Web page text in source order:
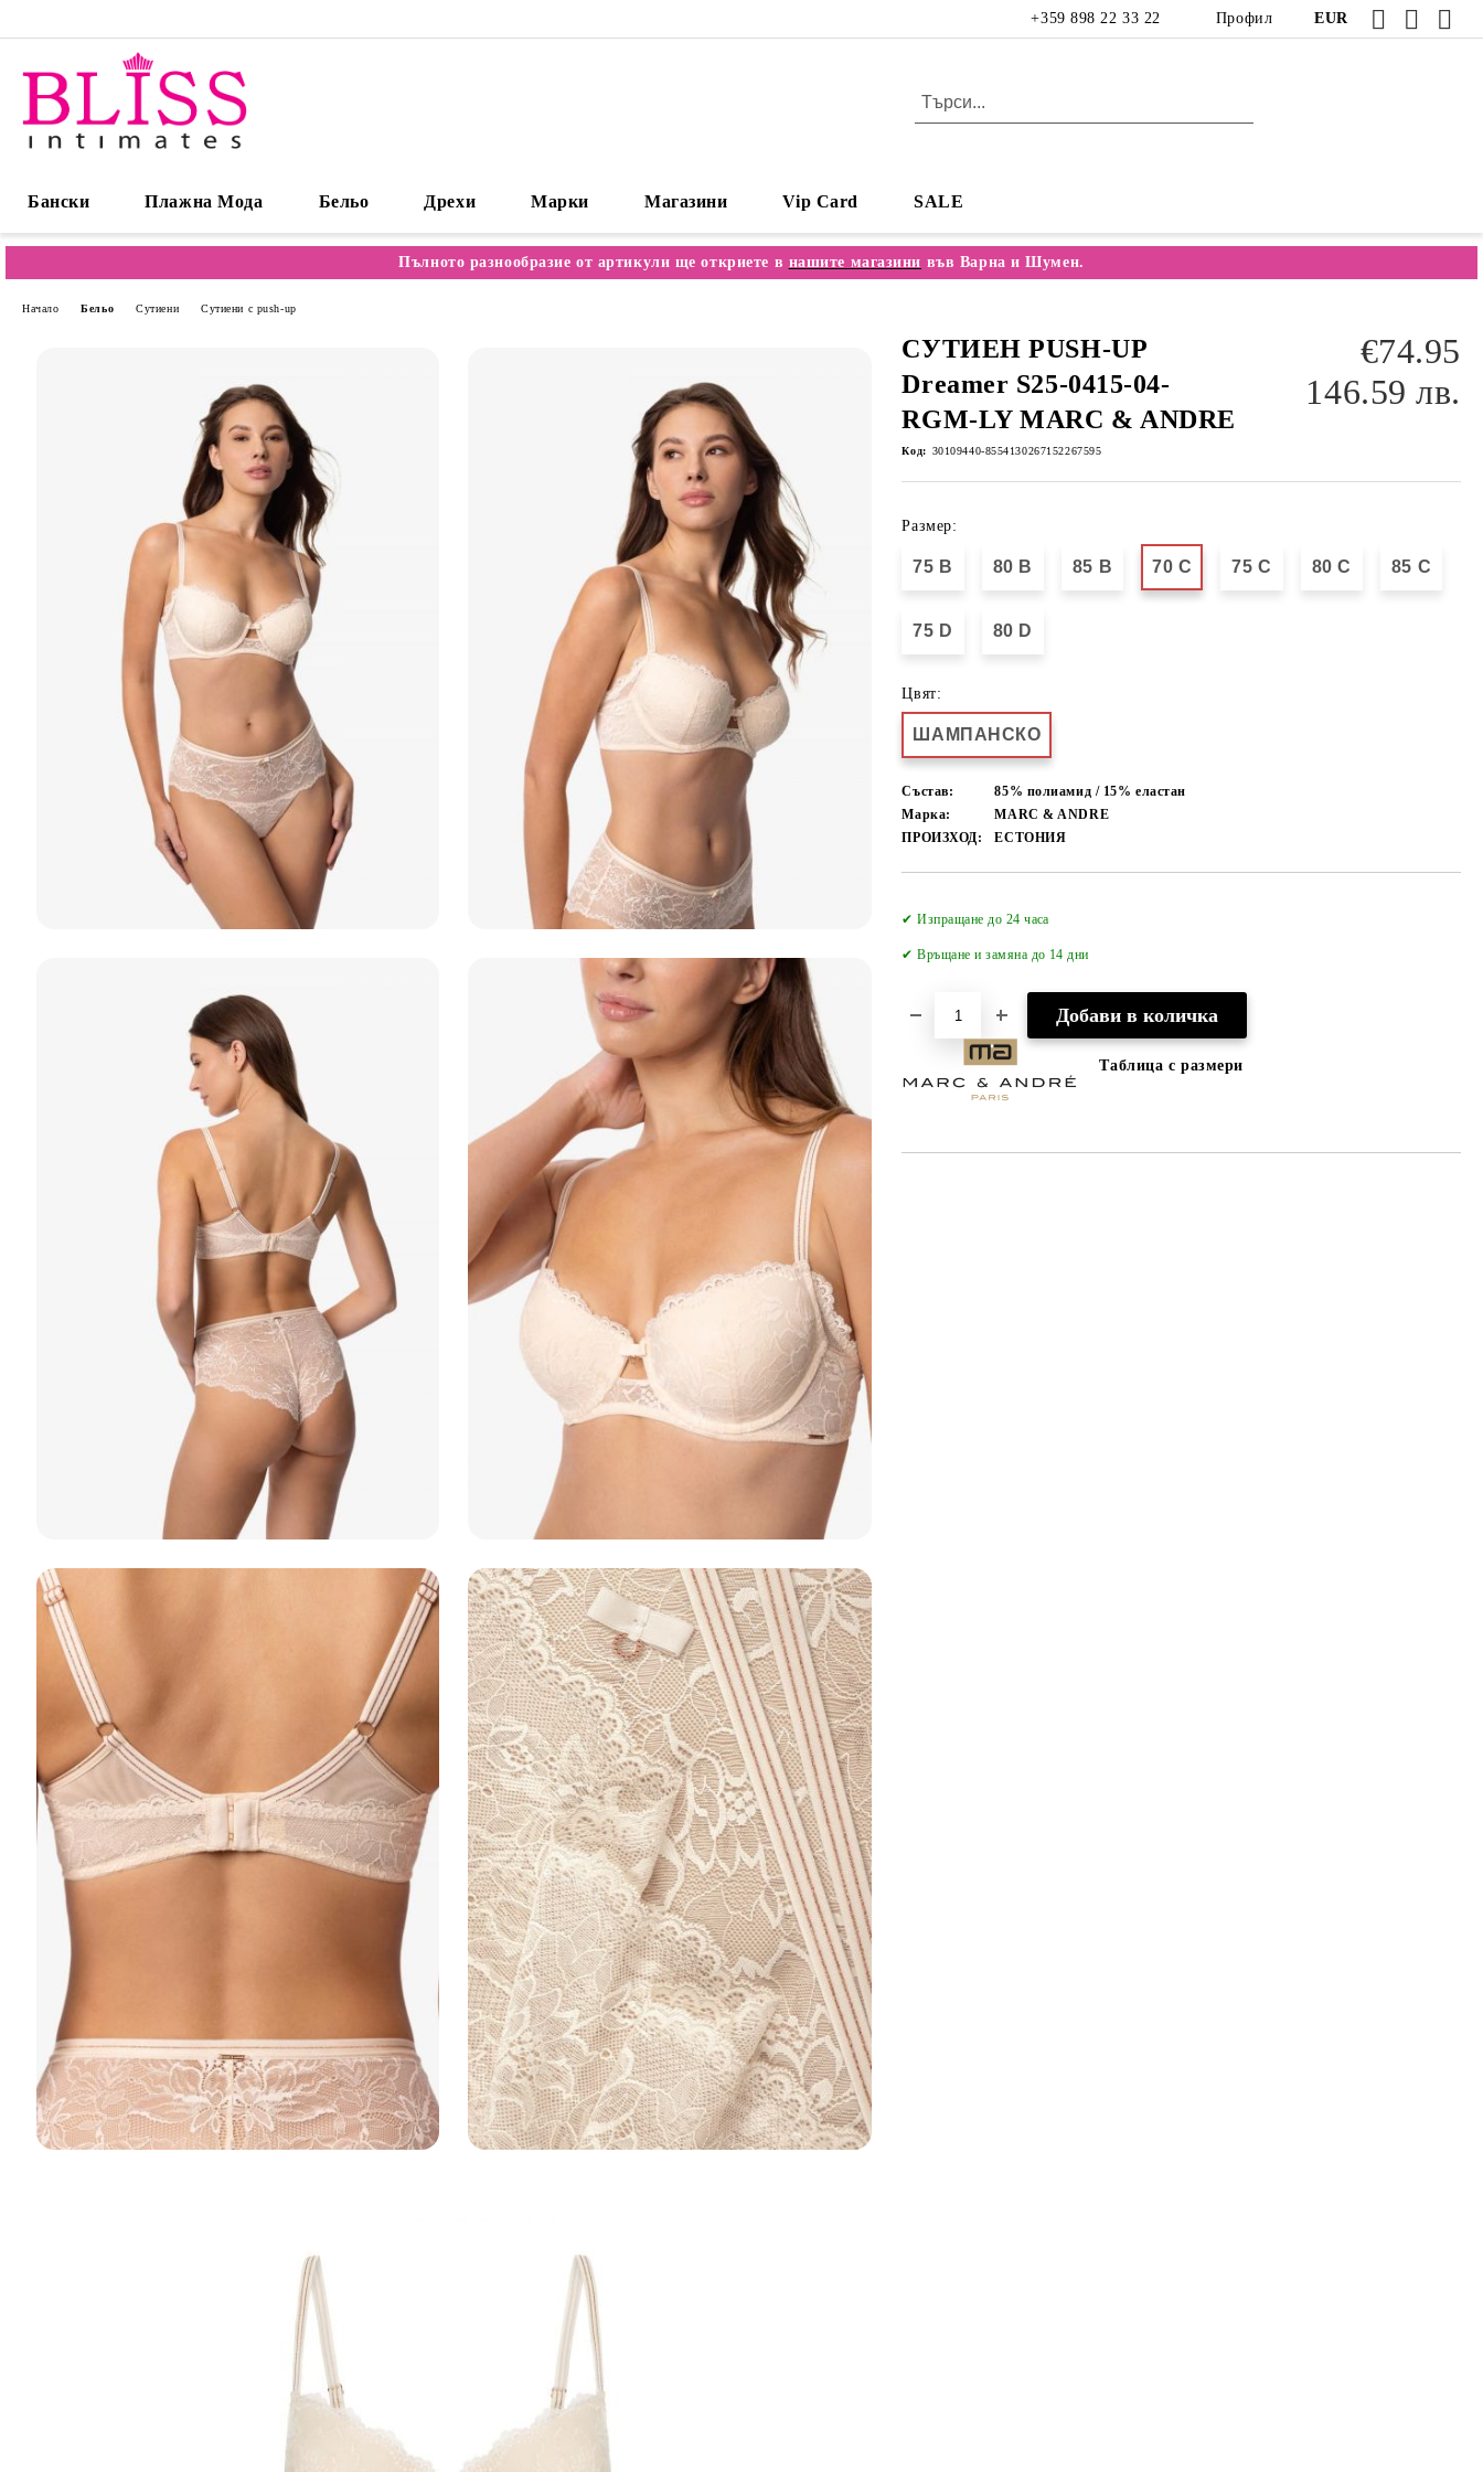
Профил
+359 898 22 33 22 EUR
Бански Плажна Мода Бельо Дрехи Марки Магазини Vip Card SALE
Пълното разнообразие от артикули ще откриете в нашите магазини във Варна и Шумен.
Начало Бельо Сутиени Сутиени с push-up
СУТИЕН PUSH-UP
Dreamer S25-0415-04-
RGM-LY MARC & ANDRE
€74.95
146.59 лв.
Код: 30109440-8554130267152267595
Размер:
75 B 80 B 85 B 70 C 75 C 80 C 85 C
75 D 80 D
Цвят:
ШАМПАНСКО
Състав:
85% полиамид / 15% еластан
Марка:
MARC & ANDRE
ПРОИЗХОД:
ЕСТОНИЯ
✔ Изпращане до 24 часа
✔ Връщане и замяна до 14 дни
Таблица с размери